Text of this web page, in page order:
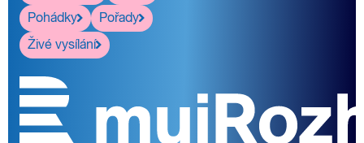
Pohádky
Pořady
Živé vysílání